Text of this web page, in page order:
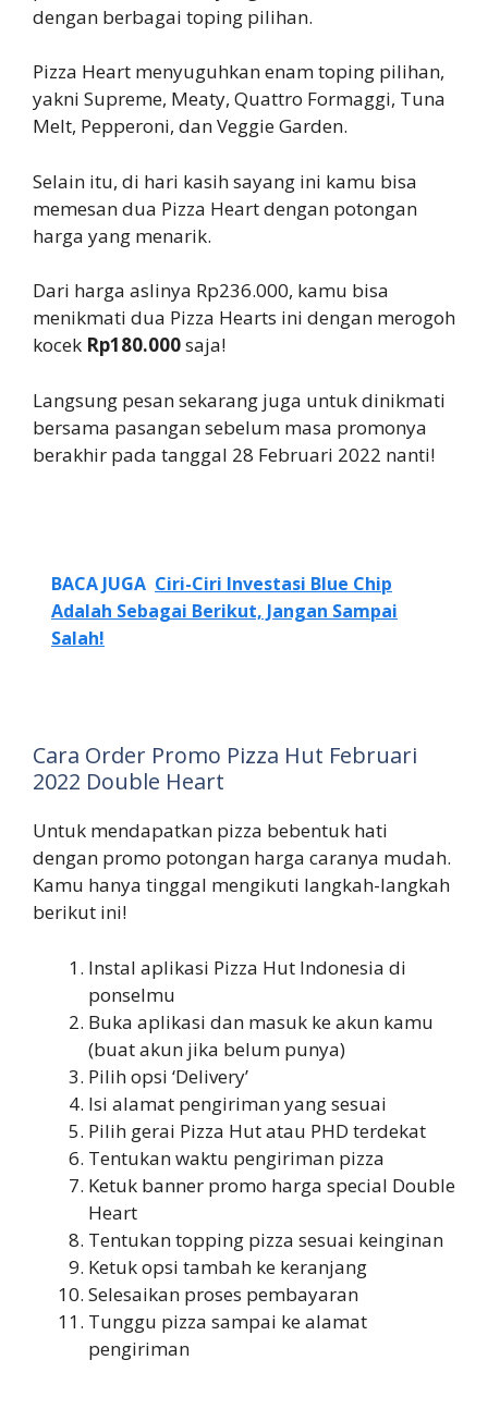
dengan berbagai toping pilihan.
Pizza Heart menyuguhkan enam toping pilihan,
yakni Supreme, Meaty, Quattro Formaggi, Tuna
Melt, Pepperoni, dan Veggie Garden.
Selain itu, di hari kasih sayang ini kamu bisa
memesan dua Pizza Heart dengan potongan
harga yang menarik.
Dari harga aslinya Rp236.000, kamu bisa
menikmati dua Pizza Hearts ini dengan merogoh
kocek Rp180.000saja!
Langsung pesan sekarang juga untuk dinikmati
bersama pasangan sebelum masa promonya
berakhir pada tanggal 28 Februari 2022 nanti!
BACA JUGA Ciri-Ciri Investasi Blue Chip
Adalah Sebagai Berikut, Jangan Sampai
Salah!
Cara Order Promo Pizza Hut Februari
2022 Double Heart
Untuk mendapatkan pizza bebentuk hati
dengan promo potongan harga caranya mudah.
Kamu hanya tinggal mengikuti langkah-langkah
berikut ini!
Instal aplikasi Pizza Hut Indonesia di
ponselmu
Buka aplikasi dan masuk ke akun kamu
(buat akun jika belum punya)
Pilih opsi ‘Delivery’
Isi alamat pengiriman yang sesuai
Pilih gerai Pizza Hut atau PHD terdekat
Tentukan waktu pengiriman pizza
Ketuk banner promo harga special Double
Heart
Tentukan topping pizza sesuai keinginan
Ketuk opsi tambah ke keranjang
Selesaikan proses pembayaran
Tunggu pizza sampai ke alamat
pengiriman